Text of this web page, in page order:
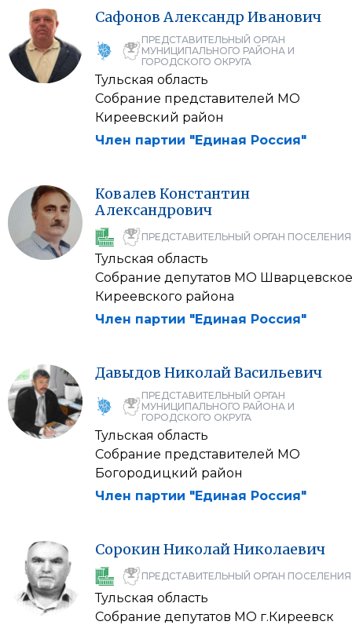
Сафонов Александр Иванович
ПРЕДСТАВИТЕЛЬНЫЙ ОРГАН
МУНИЦИПАЛЬНОГО РАЙОНА И
ГОРОДСКОГО ОКРУГА
Тульская область
Собрание представителей МО
Киреевский район
Член партии "Единая Россия"
Ковалев Константин
Александрович
ПРЕДСТАВИТЕЛЬНЫЙ ОРГАН ПОСЕЛЕНИЯ
Тульская область
Собрание депутатов МО Шварцевское
Киреевского района
Член партии "Единая Россия"
Давыдов НиколайВасильевич
ПРЕДСТАВИТЕЛЬНЫЙ ОРГАН
МУНИЦИПАЛЬНОГО РАЙОНА И
ГОРОДСКОГО ОКРУГА
Тульская область
Собрание представителей МО
Богородицкий район
Член партии "Единая Россия"
СорокинНиколайНиколаевич
ПРЕДСТАВИТЕЛЬНЫЙ ОРГАН ПОСЕЛЕНИЯ
Тульская область
Собрание депутатов МО г.Киреевск